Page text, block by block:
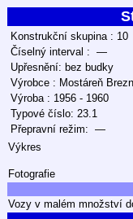
Konstrukční skupina : 10
Číselný interval : —
Upřesnění: bez budky
Výrobce : Mostáreň
Výroba : 1956 - 1960
Typové číslo: 23.1
Přepravní režim: —
Výkres
Fotografie
Vozy v malém množství